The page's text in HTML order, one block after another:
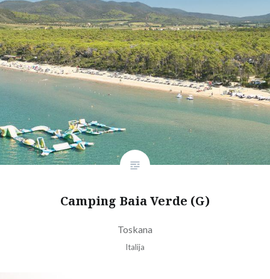
Camping Baia Verde (G)
Toskana
Italija